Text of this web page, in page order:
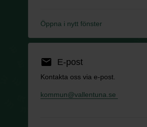
Öppna i nytt fönster
email E-post
Kontakta oss via e-post.
kommun@vallentuna.se